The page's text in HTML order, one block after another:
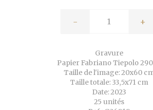
- +
Gravure
Papier Fabriano Tiepolo
Taille de l'image: 20x60
Taille totale: 33,5x71 cm
Date: 2023
25 unités